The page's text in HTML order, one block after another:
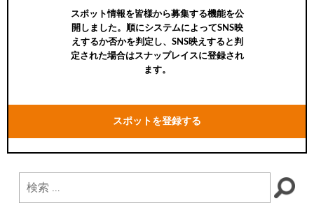
スポット情報を皆様から募集する機能を公
開しました。順にシステムによってSNS映
えするか否かを判定し、SNS映えすると判
定された場合はスナップレイスに登録され
ます。
スポットを登録する